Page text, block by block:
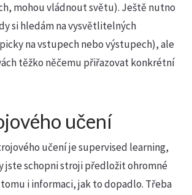
mohou vládnout světu). Ještě nutno
si hledám na vysvětlitelných
na vstupech nebo výstupech), ale
těžko něčemu přiřazovat konkrétní
učení
učení je supervised learning,
jste schopni stroji předložit ohromné
i informaci, jak to dopadlo. Třeba